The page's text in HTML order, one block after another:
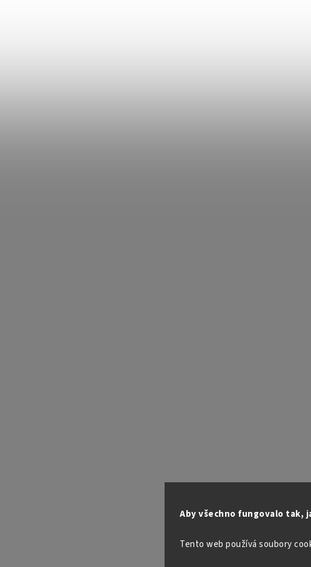
Aby všechno fungovalo tak,
Tento web používá soubory